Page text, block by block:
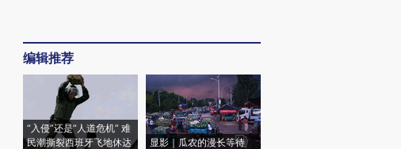
编辑推荐
“入侵”还是“人道危机” 难
民潮撕裂西班牙飞地休达
显影｜瓜农的漫长等待